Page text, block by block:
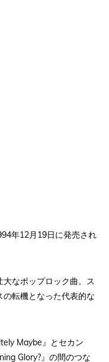
年12月19日に発売され
なポップロック曲。ス
の転機となった代表的な
Maybe』とセカン
Glory?』の間のつな